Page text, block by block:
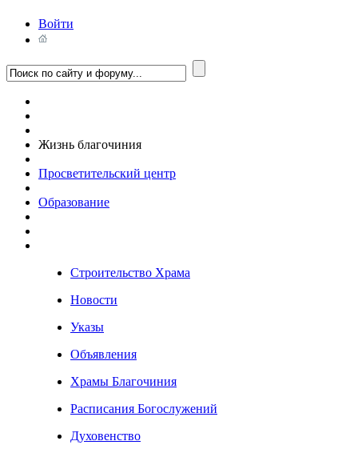
Войти
Жизнь благочиния
Просветительский центр
Образование
Строительство Храма
Новости
Указы
Объявления
Храмы Благочиния
Расписания Богослужений
Духовенство